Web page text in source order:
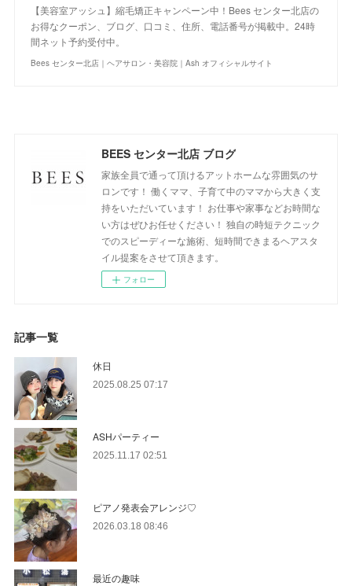
【美容室アッシュ】縮毛矯正キャンペーン中！Bees センター北店の
お得なクーポン、ブログ、口コミ、住所、電話番号が掲載中。24時
間ネット予約受付中。
Bees センター北店｜ヘアサロン・美容院｜Ash オフィシャルサイト
BEES センター北店 ブログ
家族全員で通って頂けるアットホームな雰囲気のサ
ロンです！ 働くママ、子育て中のママから大きく支
持をいただいています！ お仕事や家事などお時間な
い方はぜひお任せください！ 独自の時短テクニック
でのスピーディーな施術、短時間できまるヘアスタ
イル提案をさせて頂きます。
フォロー
記事一覧
休日
2025.08.25 07:17
ASHパーティー
2025.11.17 02:51
ピアノ発表会アレンジ♡
2026.03.18 08:46
最近の趣味